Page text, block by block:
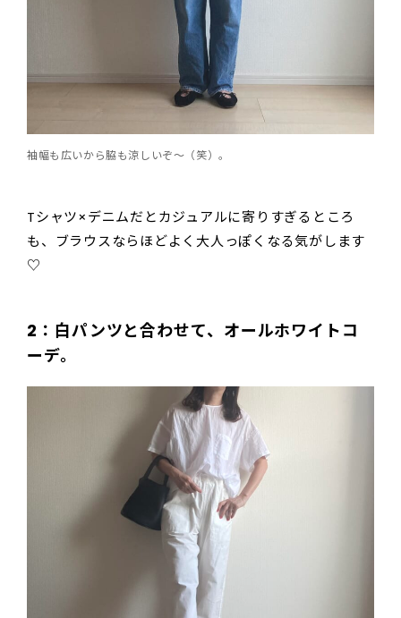
袖幅も広いから脇も涼しいぞ～（笑）。
Tシャツ×デニムだとカジュアルに寄りすぎるところ
も、ブラウスならほどよく大人っぽくなる気がします
♡
2：白パンツと合わせて、オールホワイトコ
ーデ。